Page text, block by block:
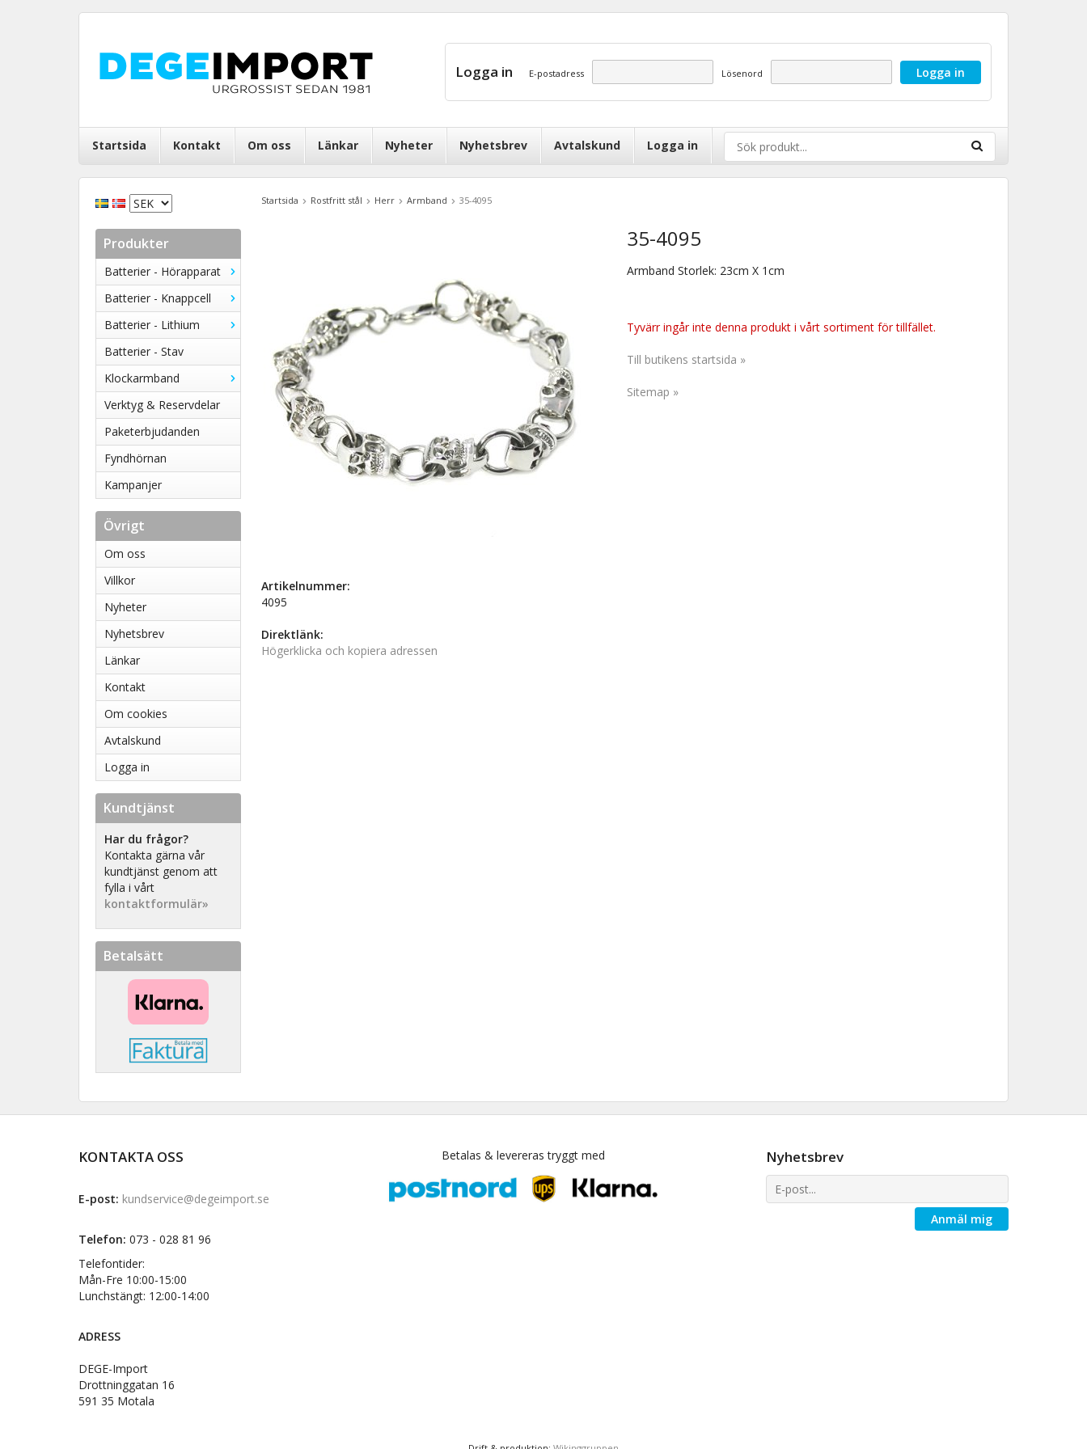
Logga in E-postadress Lösenord
Startsida Kontakt Om oss Länkar Nyheter Nyhetsbrev Avtalskund Logga in
Produkter
Batterier - Hörapparat
Batterier - Knappcell
Batterier - Lithium
Batterier - Stav
Klockarmband
Verktyg & Reservdelar
Paketerbjudanden
Fyndhörnan
Kampanjer
Övrigt
Om oss
Villkor
Nyheter
Nyhetsbrev
Länkar
Kontakt
Om cookies
Avtalskund
Logga in
Kundtjänst
Har du frågor?
Kontakta gärna vår
kundtjänst genom att
fylla i vårt
kontaktformulär»
Betalsätt
Startsida Rostfritt stål Herr Armband 35-4095
35-4095
Armband Storlek: 23cm X 1cm
Tyvärr ingår inte denna produkt i vårt sortiment för tillfället.
Till butikens startsida »
Sitemap »
Artikelnummer:
4095
Direktlänk:
Högerklicka och kopiera adressen
KONTAKTA OSS
E-post: kundservice@degeimport.se
Telefon: 073 - 028 81 96
Telefontider:
Mån-Fre 10:00-15:00
Lunchstängt: 12:00-14:00
ADRESS
DEGE-Import
Drottninggatan 16
591 35 Motala
Nyhetsbrev
Anmäl mig
Betalas & levereras tryggt med